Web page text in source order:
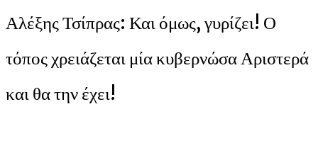
Αλέξης Τσίπρας: Και όμως, γυρίζει! Ο
τόπος χρειάζεται μία κυβερνώσα Αριστερά
και θα την έχει!